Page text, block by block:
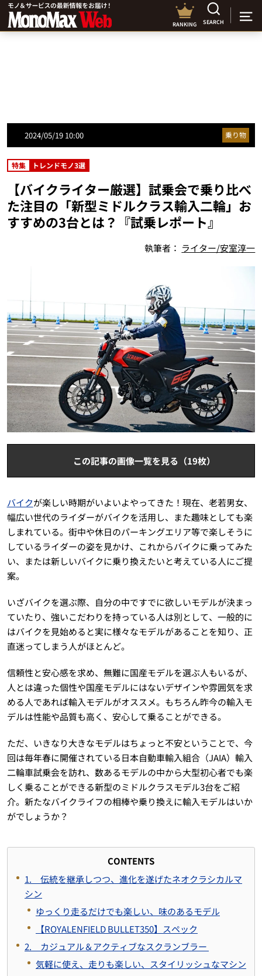
RANKING SEARCH
2024/05/19 10:00 乗り物
特集 トレンドモノ3選
【バイクライター厳選】試乗会で乗り比べ
た注目の「新型ミドルクラス輸入二輪」お
すすめの3台とは？『試乗レポート』
執筆者： ライター/安室淳一
この記事の画像一覧を見る（19枚）
バイクが楽しい時期がいよいよやってきた！現在、老若男女、
幅広い世代のライダーがバイクを活用し、また趣味としても楽
しまれている。街中や休日のパーキングエリア等で楽しそうに
しているライダーの姿を見かけ、これからバイクに乗ってみた
い、または新しいバイクに乗り換えたいと考えている人にご提
案。
いざバイクを選ぶ際、自分の中ですでに欲しいモデルが決まっ
ていたり、強いこだわりを持っている人は別として、一般的に
はバイクを見始めると実に様々なモデルがあることを知り、正
直迷ってしまう人がほとんど。
信頼性と安心感を求め、無難に国産モデルを選ぶ人もいるが、
人とは違った個性や国産モデルにはないデザインや雰囲気を求
める人であれば輸入モデルがオススメ。もちろん昨今の輸入モ
デルは性能や品質も高く、安心して乗ることができる。
ただ、いきなり大きなモデルはちょっと不安ということで、今
回は毎年春に開催されている日本自動車輸入組合（JAIA）輸入
二輪車試乗会を訪れ、数あるモデルの中から大型初心者でも楽
しく乗ることができる新型のミドルクラスモデル3台をご紹
介。新たなバイクライフの相棒や乗り換えに輸入モデルはいか
がでしょうか？
CONTENTS
1. 伝統を継承しつつ、進化を遂げたネオクラシカルマ
シン
ゆっくり走るだけでも楽しい、味のあるモデル
【ROYALENFIELD BULLET350】スペック
2. カジュアル＆アクティブなスクランブラー
気軽に使え、走りも楽しい、スタイリッシュなマシン